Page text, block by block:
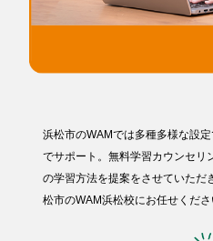
浜松市のWAMでは多種多様な設
でサポート。無料学習カウンセリ
の学習方法を提案をさせていただ
松市のWAM浜松校にお任せくださ